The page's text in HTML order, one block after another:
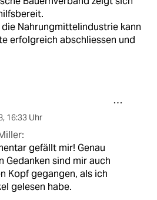
Nahrungmittelindustrie kann
erfolgreich abschliessen und
, 16:33 Uhr
gefällt mir! Genau
Gedanken sind mir auch
Kopf gegangen, als ich
gelesen habe.